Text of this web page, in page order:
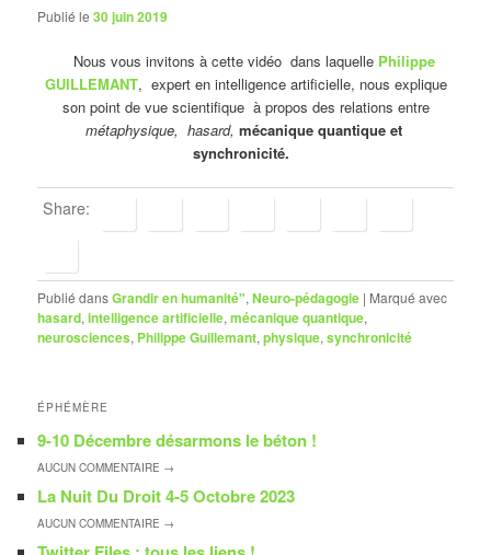
Publié le30 juin 2019
Nous vous invitons à cette vidéo dans laquelle Philippe
GUILLEMANT, expert en intelligence artificielle, nous explique
son point de vue scientifique à propos des relations entre
métaphysique, hasard, mécanique quantique et
synchronicité.
Share:
Publié dansGrandir en humanité",Neuro-pédagogie | Marqué avec
hasard,intelligence artificielle,mécanique quantique,
neurosciences, Philippe Guillemant,physique,synchronicité
ÉPHÉMÈRE
9-10 Décembre désarmons le béton !
AUCUNCOMMENTAIRE →
La Nuit Du Droit 4-5 Octobre 2023
AUCUNCOMMENTAIRE →